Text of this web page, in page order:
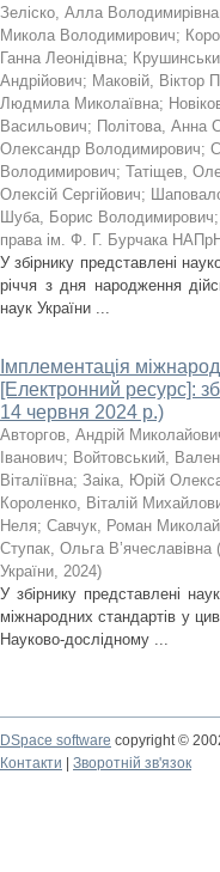
Зеліско, Алла Володимирівна
Микола Володимирович;
Ганна Леонідівна;
Андрійович; Маковій, Віктор
Людмила Миколаївна;
Васильович; Політова, Анна
Олександр Володимирович;
Володимирович; Татіщев,
Олексій Сергійович;
Шуба, Борис Володимирович;
права ім. Ф. Г. Бурчака
У збірнику представлені
річчя з дня народження
наук України ...
Імплементація
[Електронний ресурс]:
14 червня 2024 р.)
Авторгов, Андрій
Іванович; Войтовський,
Віталіївна; Заіка, Юрій
Короленко, Віталій
Неля; Савчук, Роман
Ступак, Ольга В’ячеславівна (
України, 2024)
У збірнику представлені
міжнародних стандартів у
Науково-дослідному ...
DSpace software copyright ©
Контакти
Зворотній зв'язок